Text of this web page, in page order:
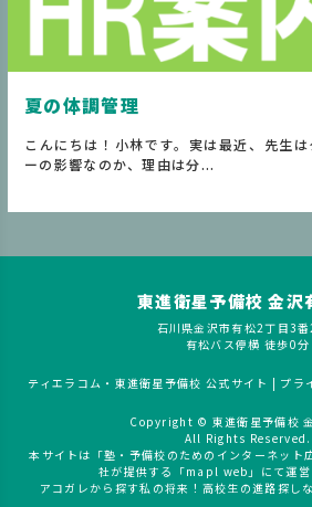
生はクーラ
２０２６年８月の月間
更となることがあります
東進衛星予備校 金沢
石川県金沢市有松2丁目3
有松バス停横 徒歩0分
ティエラコム・東進衛星予備校 公式サイト | プラ
Copyright © 東進衛星予備校
All Rights Reserved.
本サイトは「塾・予備校のためのインターネット
社が提供する「mapl web」にて運営
アコガレから探す私の将来！高校生の進路探し